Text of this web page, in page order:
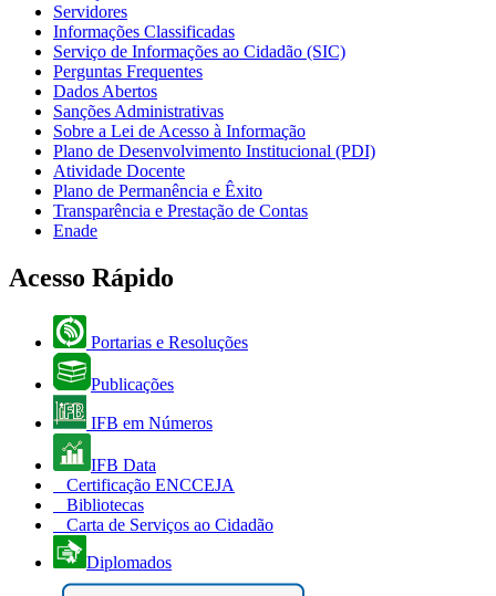
Servidores
Informações Classificadas
Serviço de Informações ao Cidadão (SIC)
Perguntas Frequentes
Dados Abertos
Sanções Administrativas
Sobre a Lei de Acesso à Informação
Plano de Desenvolvimento Institucional (PDI)
Atividade Docente
Plano de Permanência e Êxito
Transparência e Prestação de Contas
Enade
Acesso Rápido
Portarias e Resoluções
Publicações
IFB em Números
IFB Data
Certificação ENCCEJA
Bibliotecas
Carta de Serviços ao Cidadão
Diplomados